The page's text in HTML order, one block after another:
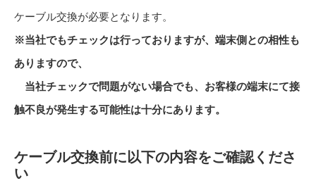
ケーブル交換が必要となります。
※当社でもチェックは行っておりますが、端末側との相性も
ありますので、
当社チェックで問題がない場合でも、お客様の端末にて接
触不良が発生する可能性は十分にあります。
ケーブル交換前に以下の内容をご確認くださ
い